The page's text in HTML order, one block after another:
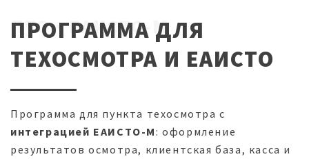
ПРОГРАММА ДЛЯ
ТЕХОСМОТРА И ЕАИСТО
ПТО · ЕАИСТО-М
Программа для пункта техосмотра с
интеграцией ЕАИСТО-М: оформление
результатов осмотра, клиентская база, касса и